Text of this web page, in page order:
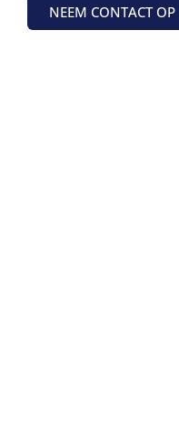
NEEM CONTACT OP